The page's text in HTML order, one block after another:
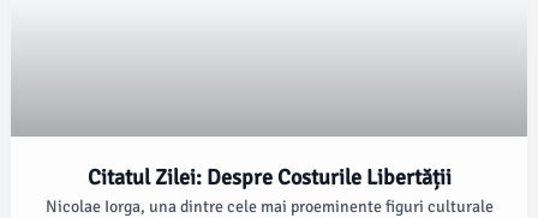
Citatul Zilei: Despre Costurile Libertății
Nicolae Iorga, una dintre cele mai proeminente figuri culturale